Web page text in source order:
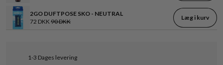
2GO DUFTPOSE SKO - NEUTRAL
72 DKK90 DKK
Læg i kurv
1-3 Dages levering